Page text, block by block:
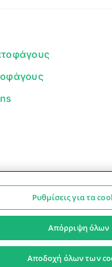
Προστασία
Ο βοηθός μπορεί να
Ρυθμίσεις για τα
Απόρριψη όλων
Αποδοχή όλων των